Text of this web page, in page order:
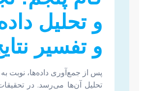
و تحلیل
و تفسیر
پس از جمع‌آوری داده‌ها، نوبت
تحلیل آن‌ها می‌رسد. در